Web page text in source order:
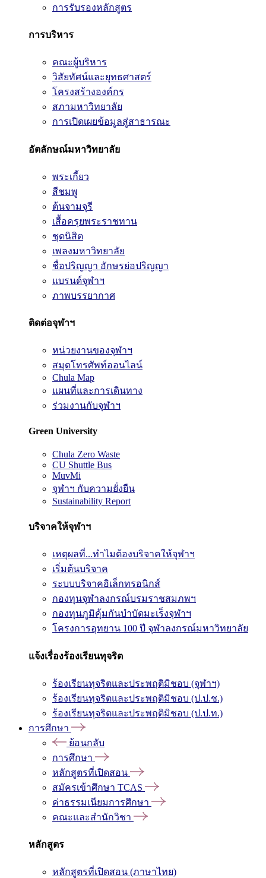
การรับรองหลักสูตร
การบริหาร
คณะผู้บริหาร
วิสัยทัศน์และยุทธศาสตร์
โครงสร้างองค์กร
สภามหาวิทยาลัย
การเปิดเผยข้อมูลสู่สาธารณะ
อัตลักษณ์มหาวิทยาลัย
พระเกี้ยว
สีชมพู
ต้นจามจุรี
เสื้อครุยพระราชทาน
ชุดนิสิต
เพลงมหาวิทยาลัย
ชื่อปริญญา อักษรย่อปริญญา
แบรนด์จุฬาฯ
ภาพบรรยากาศ
ติดต่อจุฬาฯ
หน่วยงานของจุฬาฯ
สมุดโทรศัพท์ออนไลน์
Chula Map
แผนที่และการเดินทาง
ร่วมงานกับจุฬาฯ
Green University
Chula Zero Waste
CU Shuttle Bus
MuvMi
จุฬาฯ กับความยั่งยืน
Sustainability Report
บริจาคให้จุฬาฯ
เหตุผลที่...ทำไมต้องบริจาคให้จุฬาฯ
เริ่มต้นบริจาค
ระบบบริจาคอิเล็กทรอนิกส์
กองทุนจุฬาลงกรณ์บรมราชสมภพฯ
กองทุนภูมิคุ้มกันบำบัดมะเร็งจุฬาฯ
โครงการอุทยาน 100 ปี จุฬาลงกรณ์มหาวิทยาลัย
แจ้งเรื่องร้องเรียนทุจริต
ร้องเรียนทุจริตและประพฤติมิชอบ (จุฬาฯ)
ร้องเรียนทุจริตและประพฤติมิชอบ (ป.ป.ช.)
ร้องเรียนทุจริตและประพฤติมิชอบ (ป.ป.ท.)
การศึกษา
ย้อนกลับ
การศึกษา
หลักสูตรที่เปิดสอน
สมัครเข้าศึกษา TCAS
ค่าธรรมเนียมการศึกษา
คณะและสำนักวิชา
หลักสูตร
หลักสูตรที่เปิดสอน (ภาษาไทย)